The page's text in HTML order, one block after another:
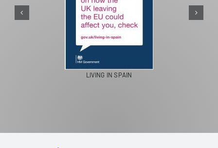
LIVING IN SPAIN